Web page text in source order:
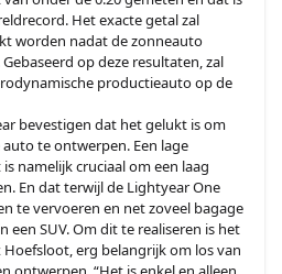
Het exacte getal zal
worden nadat de zonneauto
op deze resultaten, zal
productieauto op de
bevestigen dat het gelukt is om
te ontwerpen. Een lage
namelijk cruciaal om een laag
En dat terwijl de Lightyear One
te vervoeren en net zoveel bagage
een SUV. Om dit te realiseren is het
Hoefsloot, erg belangrijk om los van